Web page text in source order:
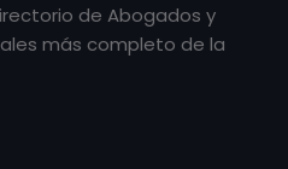
de Abogados y
más completo de la